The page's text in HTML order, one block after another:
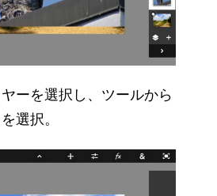
ーを選択し、ツールから
選択。